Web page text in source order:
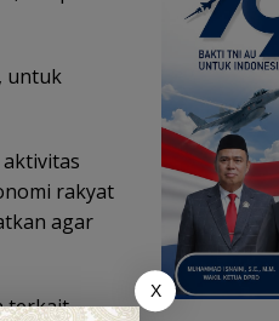
untuk
rakyat
agar
terkait
X